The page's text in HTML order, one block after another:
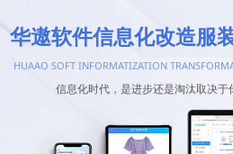
华遨软件信息化改造服
HUAAO SOFT INFORMATIZATION
信息化时代，是进步还是淘汰取决